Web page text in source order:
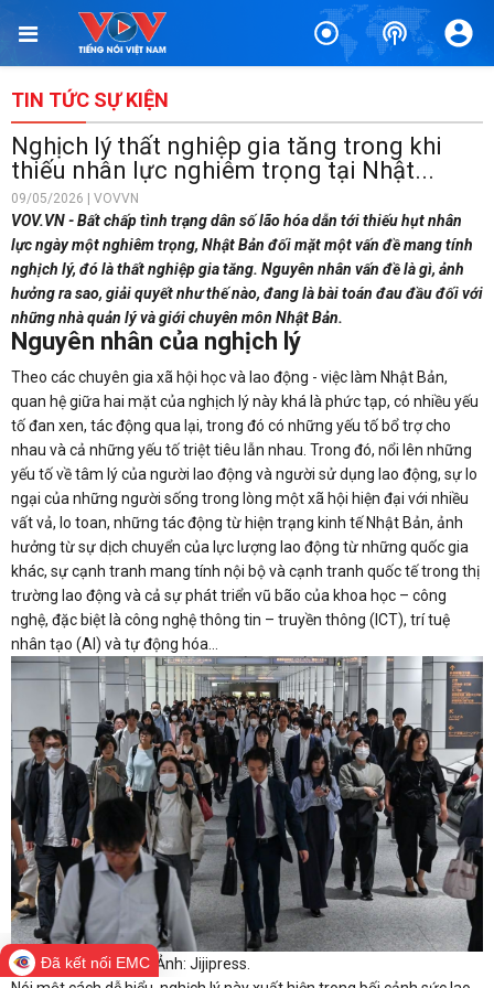
TIN TỨC SỰ KIỆN
Nghịch lý thất nghiệp gia tăng trong khi
thiếu nhân lực nghiêm trọng tại Nhật...
09/05/2026 | VOVVN
VOV.VN - Bất chấp tình trạng dân số lão hóa dẫn tới thiếu hụt nhân
lực ngày một nghiêm trọng, Nhật Bản đối mặt một vấn đề mang tính
nghịch lý, đó là thất nghiệp gia tăng. Nguyên nhân vấn đề là gì, ảnh
hưởng ra sao, giải quyết như thế nào, đang là bài toán đau đầu đối với
những nhà quản lý và giới chuyên môn Nhật Bản.
Nguyên nhân của nghịch lý
Theo các chuyên gia xã hội học và lao động - việc làm Nhật Bản,
quan hệ giữa hai mặt của nghịch lý này khá là phức tạp, có nhiều yếu
tố đan xen, tác động qua lại, trong đó có những yếu tố bổ trợ cho
nhau và cả những yếu tố triệt tiêu lẫn nhau. Trong đó, nổi lên những
yếu tố về tâm lý của người lao động và người sử dụng lao động, sự lo
ngại của những người sống trong lòng một xã hội hiện đại với nhiều
vất vả, lo toan, những tác động từ hiện trạng kinh tế Nhật Bản, ảnh
hưởng từ sự dịch chuyển của lực lượng lao động từ những quốc gia
khác, sự cạnh tranh mang tính nội bộ và cạnh tranh quốc tế trong thị
trường lao động và cả sự phát triển vũ bão của khoa học – công
nghệ, đặc biệt là công nghệ thông tin – truyền thông (ICT), trí tuệ
nhân tạo (AI) và tự động hóa…
Người dân Nhật Bản. Ảnh: Jijipress.
Đã kết nối EMC